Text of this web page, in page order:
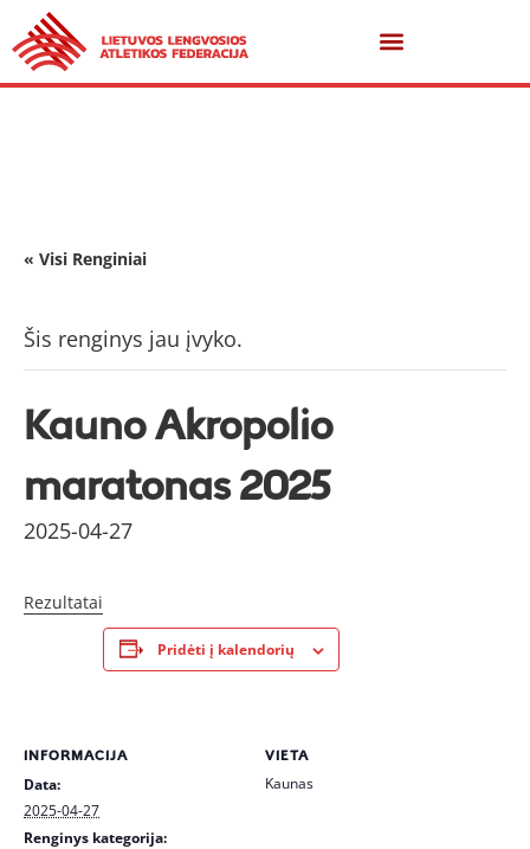
« Visi Renginiai
Šis renginys jau įvyko.
Kauno Akropolio
maratonas 2025
2025-04-27
Rezultatai
Pridėti į kalendorių
INFORMACIJA
Data:
2025-04-27
Renginys kategorija:
VIETA
Kaunas